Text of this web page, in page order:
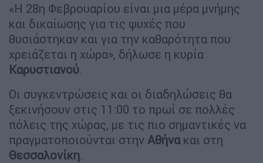
«Η 28η Φεβρουαρίου είναι μια μέρα μνήμης
και δικαίωσης για τις ψυχές που
θυσιάστηκαν και για την καθαρότητα που
χρειάζεται η χώρα», δήλωσε η κυρία
Καρυστιανού.
Οι συγκεντρώσεις και οι διαδηλώσεις θα
ξεκινήσουν στις 11:00 το πρωί σε πολλές
πόλεις της χώρας, με τις πιο σημαντικές να
πραγματοποιούνται στην Αθήνακαι στη
Θεσσαλονίκη.